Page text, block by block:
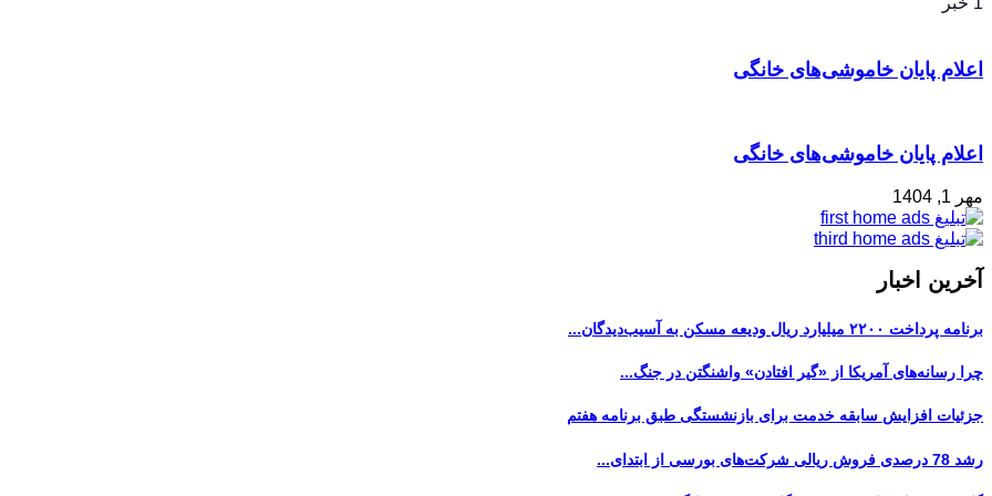
اعلام پایان خاموشی‌های خانگی
اعلام پایان خاموشی‌های خانگی
مهر 1, 1404
آخرین اخبار
برنامه پرداخت ۲۲۰۰ میلیارد ریال ودیعه مسکن به آسیب‌دیدگان...
چرا رسانه‌های آمریکا از «گیر افتادن» واشنگتن در جنگ...
جزئیات افزایش سابقه خدمت برای بازنشستگی طبق برنامه هفتم
رشد 78 درصدی فروش ریالی شرکت‌های بورسی از ابتدای...